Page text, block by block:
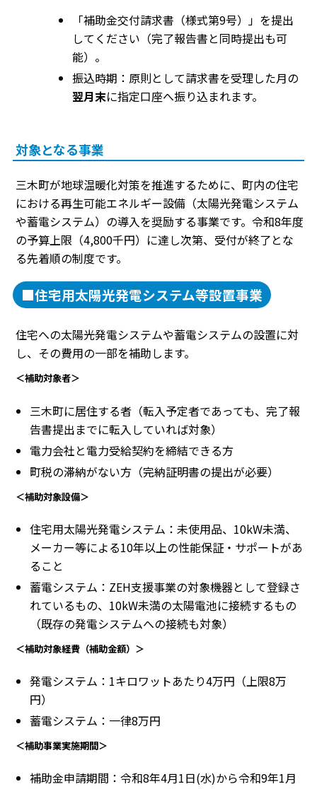
「補助金交付請求書（様式第9号）」を提出
してください（完了報告書と同時提出も可
能）。
振込時期：原則として請求書を受理した月の
翌月末に指定口座へ振り込まれます。
対象となる事業
三木町が地球温暖化対策を推進するために、町内の住宅
における再生可能エネルギー設備（太陽光発電システム
や蓄電システム）の導入を奨励する事業です。令和8年度
の予算上限（4,800千円）に達し次第、受付が終了とな
る先着順の制度です。
■住宅用太陽光発電システム等設置事業
住宅への太陽光発電システムや蓄電システムの設置に対
し、その費用の一部を補助します。
＜補助対象者＞
三木町に居住する者（転入予定者であっても、完了報
告書提出までに転入していれば対象）
電力会社と電力受給契約を締結できる方
町税の滞納がない方（完納証明書の提出が必要）
＜補助対象設備＞
住宅用太陽光発電システム：未使用品、10kW未満、
メーカー等による10年以上の性能保証・サポートがあ
ること
蓄電システム：ZEH支援事業の対象機器として登録さ
れているもの、10kW未満の太陽電池に接続するもの
（既存の発電システムへの接続も対象）
＜補助対象経費（補助金額）＞
発電システム：1キロワットあたり4万円（上限8万
円）
蓄電システム：一律8万円
＜補助事業実施期間＞
補助金申請期間：令和8年4月1日(水)から令和9年1月